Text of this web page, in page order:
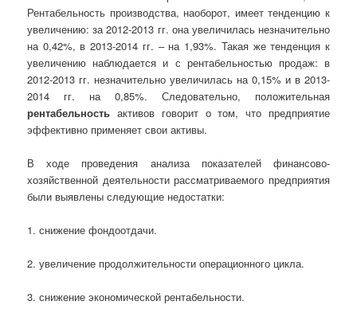
Рентабельность производства, наоборот, имеет тенденцию к
увеличению: за 2012-2013 гг. она увеличилась незначительно
на 0,42%, в 2013-2014 гг. – на 1,93%. Такая же тенденция к
увеличению наблюдается и с рентабельностью продаж: в
2012-2013 гг. незначительно увеличилась на 0,15% и в 2013-
2014 гг. на 0,85%. Следовательно, положительная
рентабельность активов говорит о том, что предприятие
эффективно применяет свои активы.
В ходе проведения анализа показателей финансово-
хозяйственной деятельности рассматриваемого предприятия
были выявлены следующие недостатки:
1. снижение фондоотдачи.
2. увеличение продолжительности операционного цикла.
3. снижение экономической рентабельности.